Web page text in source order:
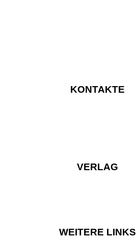
KONTAKTE
VERLAG
WEITERE LINKS